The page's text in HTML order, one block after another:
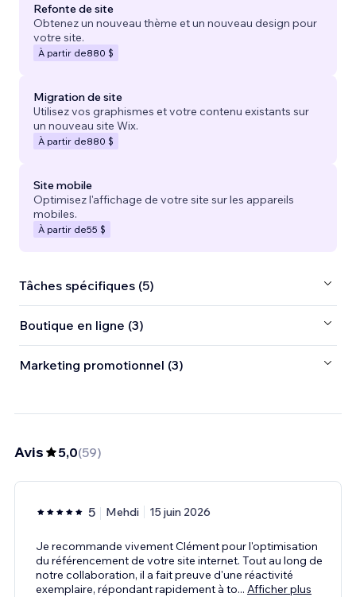
Refonte de site
Obtenez un nouveau thème et un nouveau design pour
votre site.
À partir de880 $
Migration de site
Utilisez vos graphismes et votre contenu existants sur
un nouveau site Wix.
À partir de880 $
Site mobile
Optimisez l'affichage de votre site sur les appareils
mobiles.
À partir de55 $
Tâches spécifiques (5)
Boutique en ligne (3)
Marketing promotionnel (3)
Avis 5,0(59)
5 Mehdi 15 juin 2026
Je recommande vivement Clément pour l'optimisation
du référencement de votre site internet. Tout au long de
notre collaboration, il a fait preuve d'une réactivité
exemplaire, répondant rapidement à to... Afficher plus